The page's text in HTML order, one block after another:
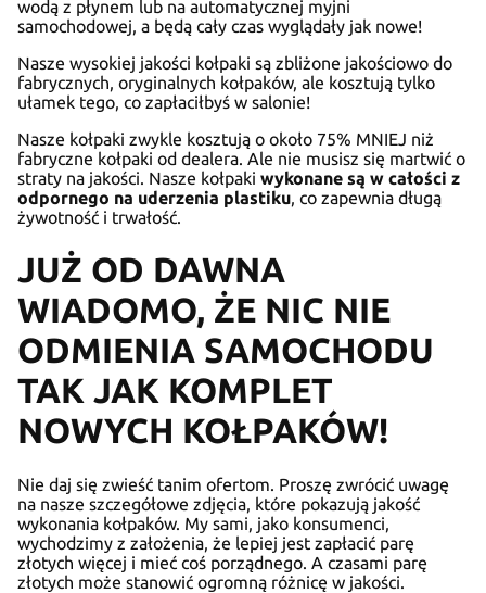
wodą z płynem lub na automatycznej myjni
samochodowej, a będą cały czas wyglądały jak nowe!
Nasze wysokiej jakości kołpaki są zbliżone jakościowo do
fabrycznych, oryginalnych kołpaków, ale kosztują tylko
ułamek tego, co zapłaciłbyś w salonie!
Nasze kołpaki zwykle kosztują o około 75% MNIEJ niż
fabryczne kołpaki od dealera. Ale nie musisz się martwić o
straty na jakości. Nasze kołpaki wykonane są w całości z
odpornego na uderzenia plastiku, co zapewnia długą
żywotność i trwałość.
JUŻ OD DAWNA
WIADOMO, ŻE NIC NIE
ODMIENIA SAMOCHODU
TAK JAK KOMPLET
NOWYCH KOŁPAKÓW!
Nie daj się zwieść tanim ofertom. Proszę zwrócić uwagę
na nasze szczegółowe zdjęcia, które pokazują jakość
wykonania kołpaków. My sami, jako konsumenci,
wychodzimy z założenia, że lepiej jest zapłacić parę
złotych więcej i mieć coś porządnego. A czasami parę
złotych może stanowić ogromną różnicę w jakości.